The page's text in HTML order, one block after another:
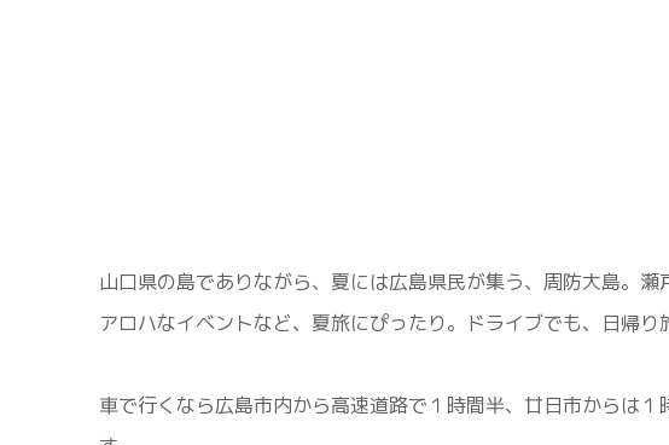
山口県の島でありながら、夏には広島県民が集う、周防大島。
アロハなイベントなど、夏旅にぴったり。ドライブでも、日帰り
車で行くなら広島市内から高速道路で１時間半、廿日市からは